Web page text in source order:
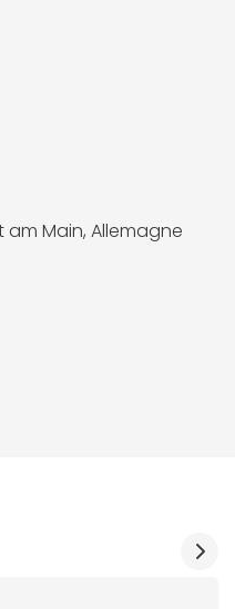
am Main, Allemagne